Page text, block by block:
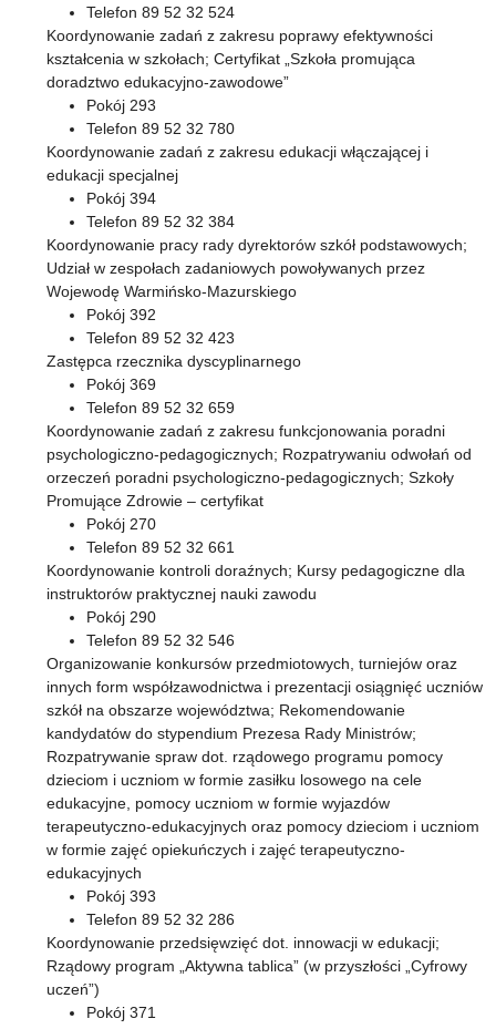
Telefon 89 52 32 524
Koordynowanie zadań z zakresu poprawy efektywności
kształcenia w szkołach; Certyfikat „Szkoła promująca
doradztwo edukacyjno-zawodowe”
Pokój 293
Telefon 89 52 32 780
Koordynowanie zadań z zakresu edukacji włączającej i
edukacji specjalnej
Pokój 394
Telefon 89 52 32 384
Koordynowanie pracy rady dyrektorów szkół podstawowych;
Udział w zespołach zadaniowych powoływanych przez
Wojewodę Warmińsko-Mazurskiego
Pokój 392
Telefon 89 52 32 423
Zastępca rzecznika dyscyplinarnego
Pokój 369
Telefon 89 52 32 659
Koordynowanie zadań z zakresu funkcjonowania poradni
psychologiczno-pedagogicznych; Rozpatrywaniu odwołań od
orzeczeń poradni psychologiczno-pedagogicznych; Szkoły
Promujące Zdrowie – certyfikat
Pokój 270
Telefon 89 52 32 661
Koordynowanie kontroli doraźnych; Kursy pedagogiczne dla
instruktorów praktycznej nauki zawodu
Pokój 290
Telefon 89 52 32 546
Organizowanie konkursów przedmiotowych, turniejów oraz
innych form współzawodnictwa i prezentacji osiągnięć uczniów
szkół na obszarze województwa; Rekomendowanie
kandydatów do stypendium Prezesa Rady Ministrów;
Rozpatrywanie spraw dot. rządowego programu pomocy
dzieciom i uczniom w formie zasiłku losowego na cele
edukacyjne, pomocy uczniom w formie wyjazdów
terapeutyczno-edukacyjnych oraz pomocy dzieciom i uczniom
w formie zajęć opiekuńczych i zajęć terapeutyczno-
edukacyjnych
Pokój 393
Telefon 89 52 32 286
Koordynowanie przedsięwzięć dot. innowacji w edukacji;
Rządowy program „Aktywna tablica” (w przyszłości „Cyfrowy
uczeń”)
Pokój 371